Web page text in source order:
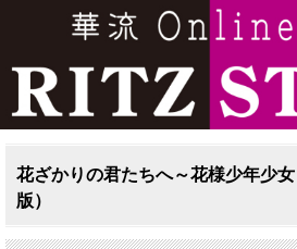
花ざかりの君たちへ～花様少年少
版）